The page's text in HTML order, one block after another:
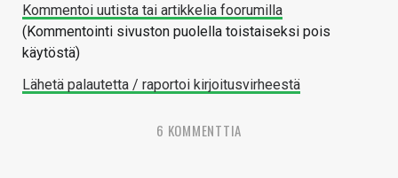
Kommentoi uutista tai artikkelia foorumilla
(Kommentointi sivuston puolella toistaiseksi pois
käytöstä)
Lähetä palautetta / raportoi kirjoitusvirheestä
6 KOMMENTTIA